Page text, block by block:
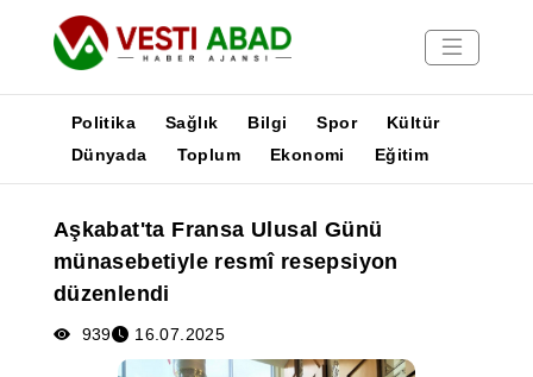
Yayınlar
Medya
Poster
Politika Sağlık Bilgi Spor
Kültür
Dünyada
Toplum Ekonomi Eğitim
Aşkabat'ta Fransa Ulusal Günü
münasebetiyle resmî resepsiyon
düzenlendi
939 16.07.2025